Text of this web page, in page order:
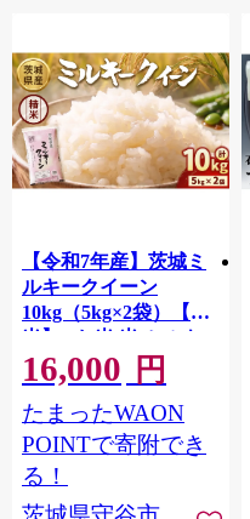
【令和7年産】茨城ミ
ルキークイーン
10kg（5kg×2袋）【精
米】 | お米 米 ミルキ
ークィーン 茨城県産
白米 もちもち お弁当
おにぎり
16,000 円
たまったWAON
POINTで寄附でき
る！